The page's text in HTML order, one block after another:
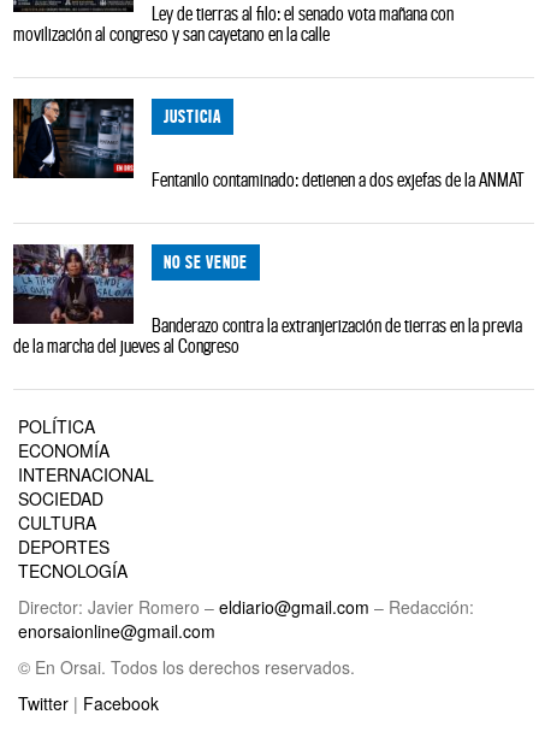
Ley de tierras al filo: el senado vota mañana con
movilización al congreso y san cayetano en la calle
JUSTICIA
Fentanilo contaminado: detienen a dos exjefas de la ANMAT
NO SE VENDE
Banderazo contra la extranjerización de tierras en la previa
de la marcha del jueves al Congreso
POLÍTICA
ECONOMÍA
INTERNACIONAL
SOCIEDAD
CULTURA
DEPORTES
TECNOLOGÍA
Director: Javier Romero – eldiario@gmail.com – Redacción:
enorsaionline@gmail.com
© En Orsai. Todos los derechos reservados.
Twitter | Facebook